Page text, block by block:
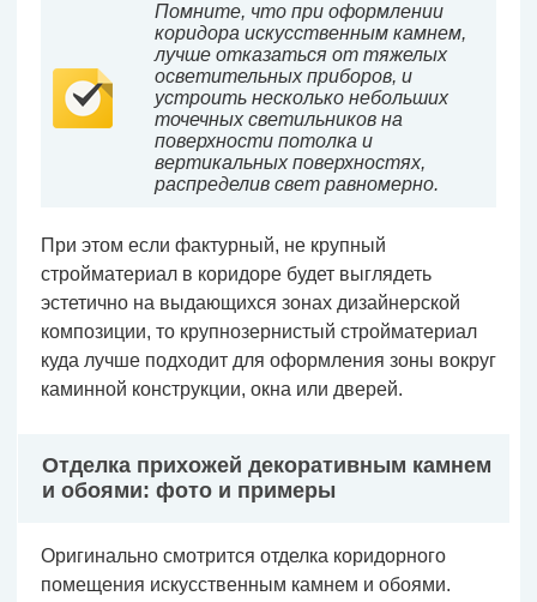
Помните, что при оформлении
коридора искусственным камнем,
лучше отказаться от тяжелых
осветительных приборов, и
устроить несколько небольших
точечных светильников на
поверхности потолка и
вертикальных поверхностях,
распределив свет равномерно.
При этом если фактурный, не крупный
стройматериал в коридоре будет выглядеть
эстетично на выдающихся зонах дизайнерской
композиции, то крупнозернистый стройматериал
куда лучше подходит для оформления зоны вокруг
каминной конструкции, окна или дверей.
Отделка прихожей декоративным камнем
и обоями: фото и примеры
Оригинально смотрится отделка коридорного
помещения искусственным камнем и обоями.